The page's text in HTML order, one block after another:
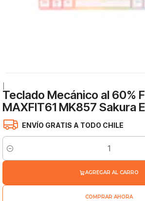
Teclado Mecánico al 60%
MAXFIT61 MK857 Sakura
ENVÍO GRATIS A TODO CHILE
Cantidad
AGREGAR AL CARRO
COMPRAR AHORA